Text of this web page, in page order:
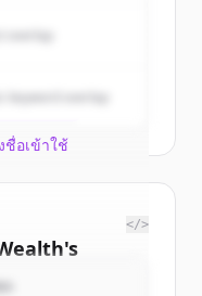
credits to
ชื่อเข้าใช้
keyword overlap
's
</>